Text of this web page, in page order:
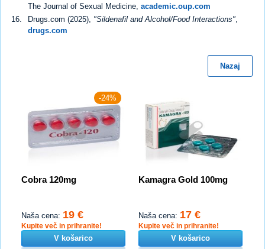
The Journal of Sexual Medicine, academic.oup.com
Drugs.com (2025), "Sildenafil and Alcohol/Food Interactions",
drugs.com
Nazaj
-24%
Cobra 120mg
Naša cena: 19 €
Kupite več in prihranite!
V košarico
Kamagra Gold 100mg
Naša cena: 17 €
Kupite več in prihranite!
V košarico